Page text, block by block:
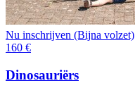
Nu inschrijven (Bijna volzet)
160 €
Dinosauriërs